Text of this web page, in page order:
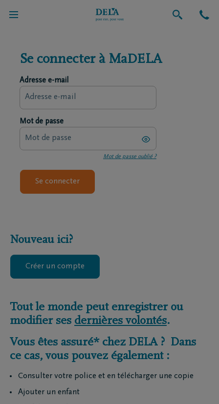
Se connecter à MaDELA
Adresse e-mail
Mot de passe
Mot de passe oublié ?
Se connecter
Nouveau ici?
Créer un compte
Tout le monde peut enregistrer ou
modifier ses dernières volontés.
Vous êtes assuré* chez DELA ? Dans
ce cas, vous pouvez également :
Consulter votre police et en télécharger une copie
Ajouter un enfant